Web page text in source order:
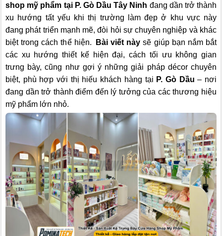
shop mỹ phẩm tại P. Gò Dầu Tây Ninh đang dần trở thành
xu hướng tất yếu khi thị trường làm đẹp ở khu vực này
đang phát triển mạnh mẽ, đòi hỏi sự chuyên nghiệp và khác
biệt trong cách thể hiện.
Bài viết này sẽ giúp bạn nắm bắt
các xu hướng thiết kế hiện đại, cách tối ưu không gian
trưng bày, cũng như gợi ý những giải pháp décor chuyên
biệt, phù hợp với thị hiếu khách hàng tại P. Gò Dầu – nơi
đang dần trở thành điểm đến lý tưởng của các thương hiệu
mỹ phẩm lớn nhỏ.